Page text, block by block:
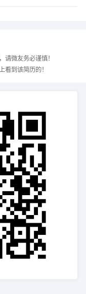
请微友务必谨慎！
看到该简历的！